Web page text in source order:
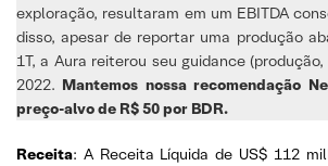
exploração, resultaram em um EBITDA
disso, apesar de reportar uma produção
1T, a Aura reiterou seu guidance
2022. Mantemos nossa recomendação
preço-alvo de R$ 50 por BDR.
Receita: A Receita Líquida de US$ 112